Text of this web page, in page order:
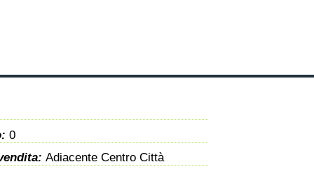
0
Adiacente Centro Città